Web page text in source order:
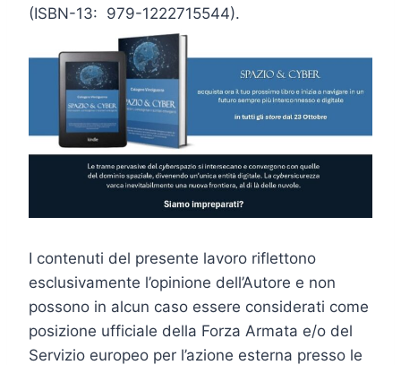
(ISBN-13: ‎ 979-1222715544).
I contenuti del presente lavoro riflettono
esclusivamente l’opinione dell’Autore e non
possono in alcun caso essere considerati come
posizione ufficiale della Forza Armata e/o del
Servizio europeo per l’azione esterna presso le